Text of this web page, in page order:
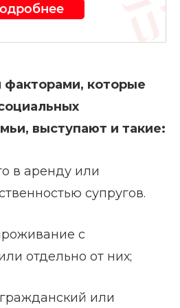
которые
выступают и такие:
в аренду или
супругов.
с
отдельно от них;
или